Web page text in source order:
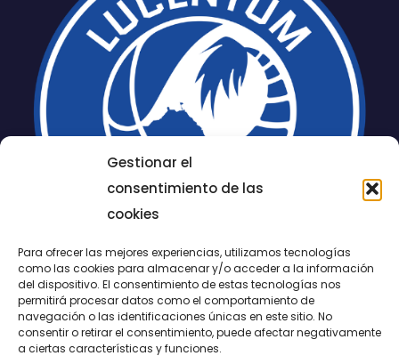
Gestionar el
consentimiento de las
cookies
Para ofrecer las mejores experiencias, utilizamos tecnologías
como las cookies para almacenar y/o acceder a la información
del dispositivo. El consentimiento de estas tecnologías nos
permitirá procesar datos como el comportamiento de
navegación o las identificaciones únicas en este sitio. No
consentir o retirar el consentimiento, puede afectar negativamente
a ciertas características y funciones.
LUCENTUM